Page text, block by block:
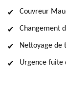
Couvreur
Changement
Nettoyage de
Urgence fuite